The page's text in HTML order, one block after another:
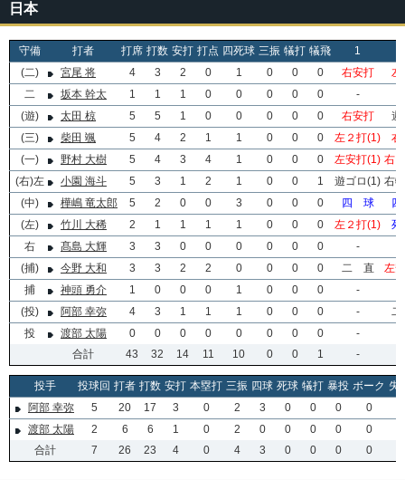
日本
守備 打者 打席 打数 安打 打点 四死球 三振 犠打 犠飛 1
(二)
宮尾 将 4 3 2 0 1 0 0 0 右安打
左
二
坂本 幹太 1 1 1 0 0 0 0 0
-
(遊)
太田 椋 5 5 1 0 0 0 0 0 右安打
遊
(三)
柴田 颯 5 4 2 1 1 0 0 0 左２打(1)
右
(一)
野村 大樹 5 4 3 4 1 0 0 0 左安打(1) 右
(右)左
小園 海斗 5 3 1 2 1 0 0 1 遊ゴロ(1) 右
(中)
樺嶋 竜太郎 5 2 0 0 3 0 0 0 四 球
(左)
竹川 大稀 2 1 1 1 1 0 0 0 左２打(1)
右
髙島 大輝 3 3 0 0 0 0 0 0
-
(捕)
今野 大和 3 3 2 2 0 0 0 0 二 直
左
捕
神頭 勇介 1 0 0 0 1 0 0 0
-
(投)
阿部 幸弥 4 3 1 1 1 0 0 0 -
二
投
渡部 太陽 0 0 0 0 0 0 0 0
-
合計
43 32 14 11 10 0 0 1 -
投手 投球回 打者 打数 安打 本塁打 三振 四球 死球 犠打 暴投 ボーク 失
阿部 幸弥
5 20 17 3 0 2 3 0 0 0 0
渡部 太陽
2 6 6 1 0 2 0 0 0 0 0
合計
7 26 23 4 0 4 3 0 0 0 0